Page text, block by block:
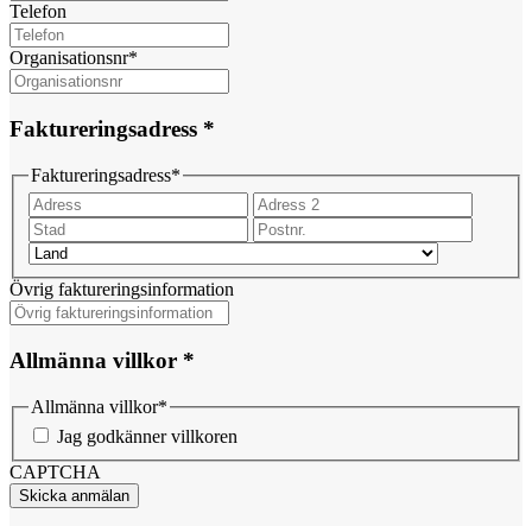
Telefon
Organisationsnr*
Faktureringsadress *
Faktureringsadress*
Adress
Stad
Övrig faktureringsinformation
Allmänna villkor *
Allmänna villkor*
Jag godkänner villkoren
CAPTCHA